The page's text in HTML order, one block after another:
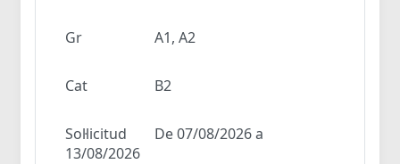
Gr A1, A2
Cat B2
Sol·licitud
De 07/08/2026 a
13/08/2026